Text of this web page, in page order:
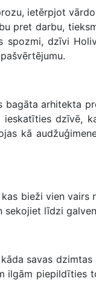
ietērpjot
pret darbu,
dzīvi
bagāta arhitekta
dzīvē,
kā
bieži vien vairs
sekojiet līdzi
savas
piepildīties